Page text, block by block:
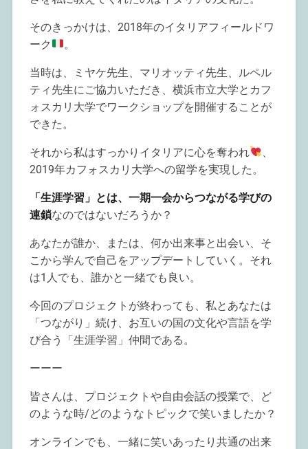
そのきっかけは、2018年のイタリアフィールドワ
ーク
。
当時は、ミヤケ先生、マリオッティ先生、ルペル
ティ先生にご協力いただき、横浜市立大学とカフ
ォスカリ大学でワークショップを開催することが
できた。
それから私はすっかりイタリアに心を奪われ
2019年カフォスカリ大学への留学を実現した。
「生涯学習」とは、一期一会からつながる学びの
連鎖なのではないだろうか？
あなたが誰か、または、何か出来事と出会い、そ
こから学んで自己をアップデートしていく。それ
は1人でも、誰かと一緒でも良い。
今回のプロジェクトが終わっても、私とあなたは
「つながり」続け、お互いの国の文化や言語を学
び合う「生涯学習」仲間である。
ーーー
皆さんは、プロジェクトや自由会話の授業で、ど
のような時/どのようなトピックで笑いましたか？
オンラインでも、一緒に笑いあったり共通の出来